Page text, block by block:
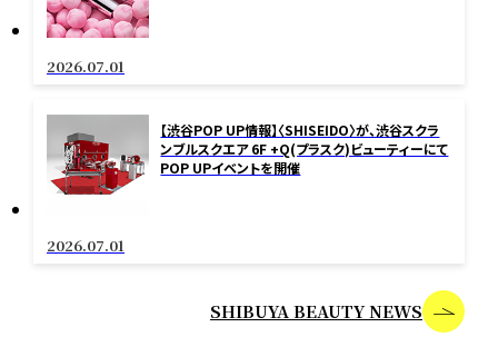
2026.07.01
【渋谷POP UP情報】〈SHISEIDO〉が、渋谷スクラ
ンブルスクエア 6F +Q(プラスク)ビューティーにて
POP UPイベントを開催
2026.07.01
SHIBUYA BEAUTY NEWS